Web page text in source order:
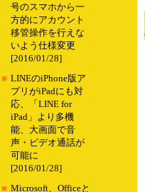
号のスマホから一
方的にアカウント
移管操作を行えな
いよう仕様変更
[2016/01/28]
■ LINEのiPhone版ア
プリがiPadにも対
応、「LINE for
iPad」より多機
能、大画面で音
声・ビデオ通話が
可能に
[2016/01/28]
■ Microsoft、Officeと